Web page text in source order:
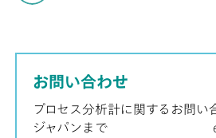
システムでも提供することができ
お問い合わせ
プロセス分析計に関するお問い
ジャパンまで e-